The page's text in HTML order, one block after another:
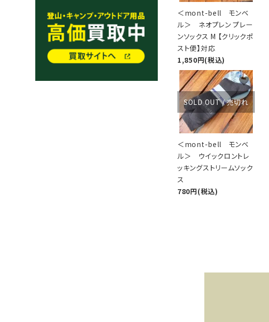
＜mont-bell モンベ
ル＞ ネオプレン プレー
ンソックス M 【クリックポ
スト便】対応
1,850円(税込)
SOLD OUT / 売切れ
＜mont-bell モンベ
ル＞ ウイックロントレ
ッキングストリームソック
ス
780円(税込)
favorite